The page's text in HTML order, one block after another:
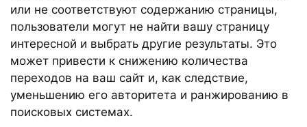
или не соответствуют содержанию страницы,
пользователи могут не найти вашу страницу
интересной и выбрать другие результаты. Это
может привести к снижению количества
переходов на ваш сайт и, как следствие,
уменьшению его авторитета и ранжированию в
поисковых системах.